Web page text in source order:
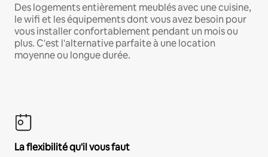
Des logements entièrement meublés avec une cuisine,
le wifi et les équipements dont vous avez besoin pour
vous installer confortablement pendant un mois ou
plus. C'est l'alternative parfaite à une location
moyenne ou longue durée.
La flexibilité qu'il vous faut